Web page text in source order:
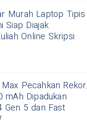
Murah Laptop Tipis
Siap Diajak
Online Skripsi
Pecahkan Rekor,
mAh Dipadukan
Gen 5 dan Fast